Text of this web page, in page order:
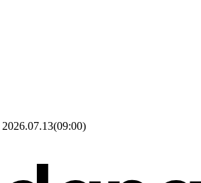
2026.07.13(09:00)